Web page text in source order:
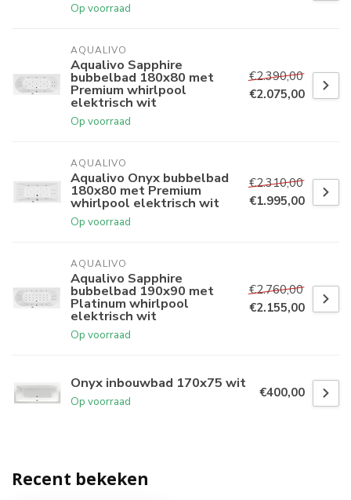
Op voorraad
AQUALIVO
Aqualivo Sapphire
bubbelbad 180x80 met
Premium whirlpool
elektrisch wit
Op voorraad
€2.390,00
€2.075,00
AQUALIVO
Aqualivo Onyx bubbelbad
180x80 met Premium
whirlpool elektrisch wit
Op voorraad
€2.310,00
€1.995,00
AQUALIVO
Aqualivo Sapphire
bubbelbad 190x90 met
Platinum whirlpool
elektrisch wit
Op voorraad
€2.760,00
€2.155,00
Onyx inbouwbad 170x75 wit
Op voorraad
€400,00
Recent bekeken